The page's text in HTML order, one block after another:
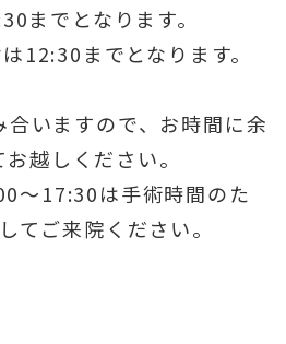
までとなります。
12:30までとなります。
いますので、お時間に余
越しください。
～17:30は手術時間のた
てご来院ください。